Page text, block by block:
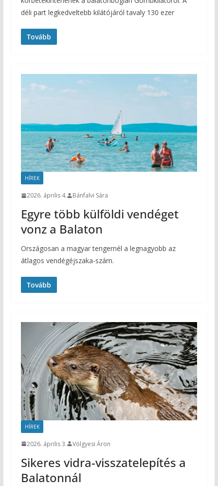
déli part legkedveltebb kilátójáról tavaly 130 ezer
Tovább
HÍREK
2026. április 4. Bánfalvi Sára
Egyre több külföldi vendéget
vonz a Balaton
Országosan a magyar tengernél a legnagyobb az
átlagos vendégéjszaka-szám.
Tovább
HÍREK
2026. április 3. Völgyesi Áron
Sikeres vidra-visszatelepítés a
Balatonnál